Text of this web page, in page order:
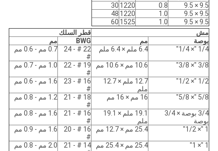
9.5 × 9.5
0.8
1220
30
9.5 × 9.5
1.0
1220
48
9.5 × 9.5
1.0
1525
60
مش
قطر السلك
بوصة
مم BWG
مم
1/4 "× 1/4"
6.4 ملم × 6.4 ملم
22 # - 24
#
0.7 مم - 0.6 مم
3/8 "× 3/8" 10.6 مم × 10.6 مم
19 # - 22
#
1.0 مم - 0.7 مم
1/2 "× 1/2"
12.7 ملم × 12.7
ملم
16 # - 23
#
1.6 مم - 0.6 مم
5/8 "× 5/8" 16 مم × 16 مم
18 # - 21
#
1.2 مم - 0.8 مم
3/4 بوصة × 3/4
بوصة
19.1 ملم × 19.1
ملم
16 # - 21
#
1.6 مم - 0.8 مم
1 "× 1/2" 25.4 مم × 12.7 مم
16 # - 20
#
1.6 مم - 0.9 مم
1 "× 1" 25.4 مم × 25.4 مم
14 # - 21
2.0 مم - 0.8 مم